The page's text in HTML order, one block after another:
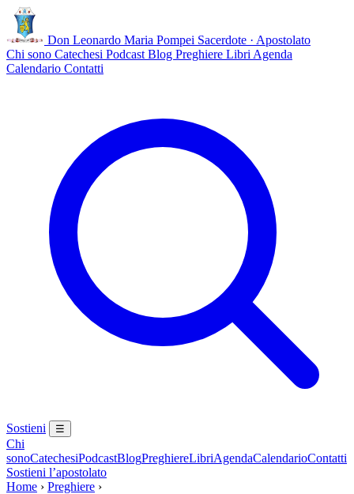
Don Leonardo Maria Pompei Sacerdote · Apostolato
Chi sono Catechesi Podcast Blog Preghiere Libri Agenda
Calendario Contatti
Sostieni ☰
Chi
sonoCatechesiPodcastBlogPreghiereLibriAgendaCalendarioContatti
Sostieni l’apostolato
Home › Preghiere ›